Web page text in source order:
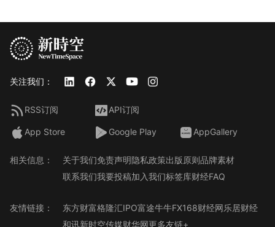
关注我们：
RSS订阅 API订阅
App Store Google Play AppGallery
相关信息： 关于我们免责声明隐私政策出版原则品牌素材
联系我们我要投稿加入我们标签库财经FAQ
友情链接： 东方财富格隆汇IPO富途牛牛FX168财经网乐居财经
和讯新时空传媒财华网更多友链+